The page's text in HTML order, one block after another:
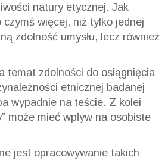
natury etycznej. Jak
więcej, niż tylko jednej
zdolność umysłu, lecz również
temat zdolności do osiągnięcia
etnicznej badanej
wypadnie na teście. Z kolei
może mieć wpływ na osobiste
jest opracowywanie takich